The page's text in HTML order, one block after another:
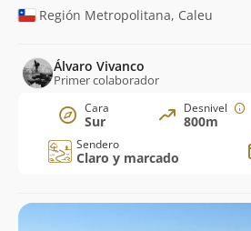
Región Metropolitana, Caleu
Álvaro Vivanco
Primer colaborador
Cara
Sur
Desnivel
800m
Sendero
Claro y marcado